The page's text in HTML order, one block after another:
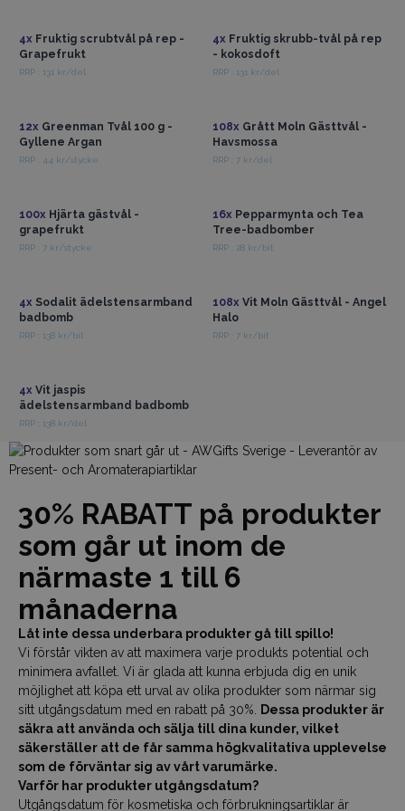
kommer att tillämpas
automatiskt.
4x Fruktig scrubtvål på rep -
Grapefrukt
RRP : 131 kr/del
4x Fruktig skrubb-tvål på rep
- kokosdoft
RRP : 131 kr/del
12x Greenman Tvål 100 g -
Gyllene Argan
RRP : 44 kr/stycke
108x Grått Moln Gästtvål -
Havsmossa
RRP : 7 kr/del
100x Hjärta gästvål -
grapefrukt
RRP : 7 kr/stycke
16x Pepparmynta och Tea
Tree-badbomber
RRP : 28 kr/bit
4x Sodalit ädelstensarmband
badbomb
RRP : 138 kr/bit
108x Vit Moln Gästtvål - Angel
Halo
RRP : 7 kr/bit
4x Vit jaspis
ädelstensarmband badbomb
RRP : 138 kr/del
30% RABATT på produkter
som går ut inom de
närmaste 1 till 6
månaderna
Låt inte dessa underbara produkter gå till spillo!
Vi förstår vikten av att maximera varje produkts potential och
minimera avfallet. Vi är glada att kunna erbjuda dig en unik
möjlighet att köpa ett urval av olika produkter som närmar sig
sitt utgångsdatum med en rabatt på 30%.
Dessa produkter är
säkra att använda och sälja till dina kunder, vilket
säkerställer att de får samma högkvalitativa upplevelse
som de förväntar sig av vårt varumärke.
Varför har produkter utgångsdatum?
Utgångsdatum för kosmetiska och förbrukningsartiklar är